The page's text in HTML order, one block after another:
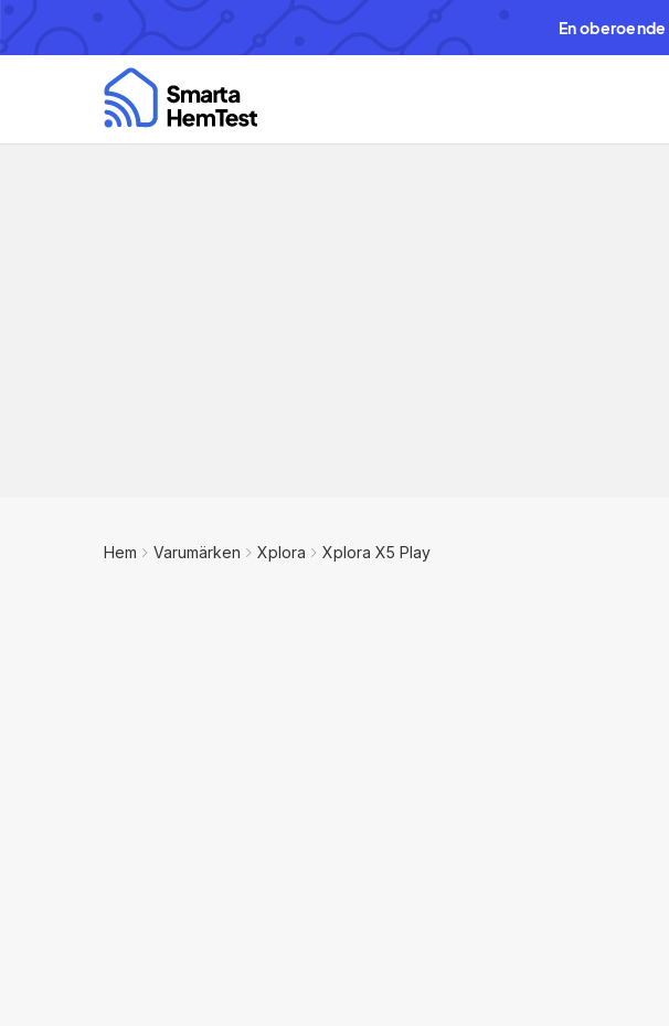
En
Hem Varumärken Xplora Xplora X5 Play